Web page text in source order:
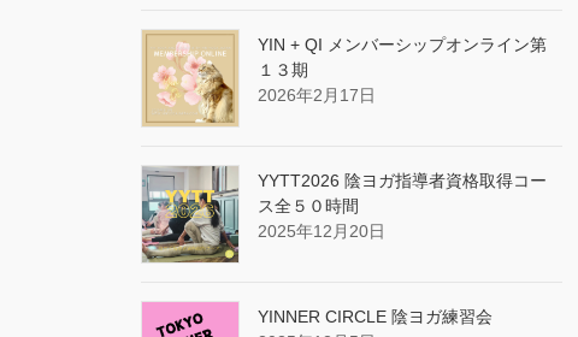
YIN + QI メンバーシップオンライン第
１３期
2026年2月17日
YYTT2026 陰ヨガ指導者資格取得コー
ス全５０時間
2025年12月20日
YINNER CIRCLE 陰ヨガ練習会